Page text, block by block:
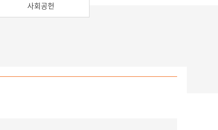
사회공헌